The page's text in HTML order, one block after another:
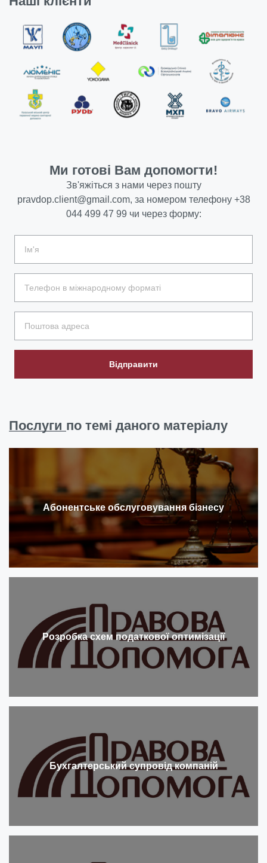
Ми готові Вам допомогти!
Зв'яжіться з нами через пошту
pravdop.client@gmail.com, за номером телефону +38
044 499 47 99 чи через форму:
Відправити
Послуги по темі даного матеріалу
Абонентське обслуговування бізнесу
Розробка схем податкової оптимізації
Бухгалтерський супровід компаній